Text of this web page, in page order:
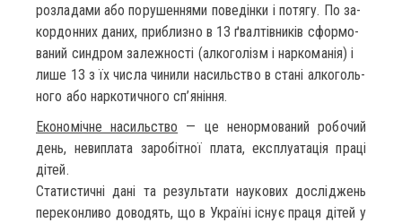
роз­ла­да­ми або по­ру­шен­ня­ми поведінки і по­тя­гу. По за­
кор­дон­них да­ни­х, при­близ­но в 13 ґвалтівників сфор­мо­
ва­ний син­дром залежності (алкоголізм і наркоманія) і
ли­ше 13 з їх чис­ла чи­ни­ли на­сильст­во в стані ал­ко­голь­
но­го або нар­ко­тич­но­го сп’яніння.
Економічне насильство — це ненормований робочий
день, невиплата заробітної плата, експлуатація праці
дітей.
Статистичні дані та результати наукових досліджень
переконливо доводять, що в Україні існує праця дітей у